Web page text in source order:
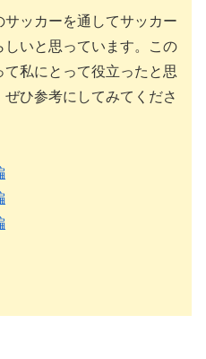
ッカーを通してサッカー
いと思っています。この
私にとって役立ったと思
ひ参考にしてみてくださ